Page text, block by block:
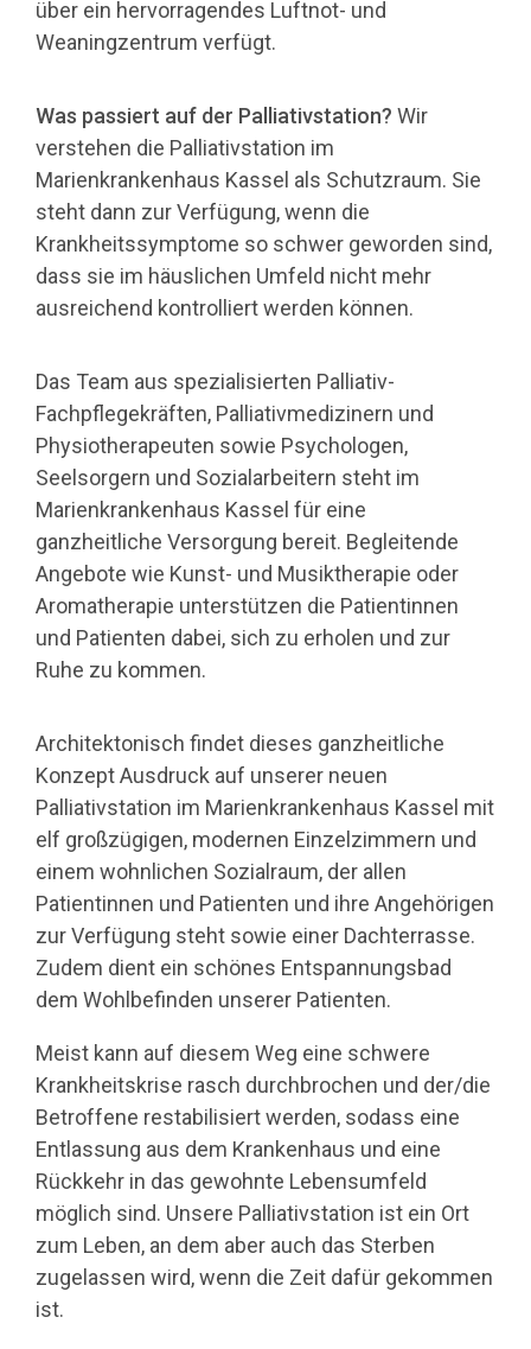
über ein hervorragendes Luftnot- und
Weaningzentrum verfügt.
Was passiert auf der Palliativstation? Wir
verstehen die Palliativstation im
Marienkrankenhaus Kassel als Schutzraum. Sie
steht dann zur Verfügung, wenn die
Krankheitssymptome so schwer geworden sind,
dass sie im häuslichen Umfeld nicht mehr
ausreichend kontrolliert werden können.
Das Team aus spezialisierten Palliativ-
Fachpflegekräften, Palliativmedizinern und
Physiotherapeuten sowie Psychologen,
Seelsorgern und Sozialarbeitern steht im
Marienkrankenhaus Kassel für eine
ganzheitliche Versorgung bereit. Begleitende
Angebote wie Kunst- und Musiktherapie oder
Aromatherapie unterstützen die Patientinnen
und Patienten dabei, sich zu erholen und zur
Ruhe zu kommen.
Architektonisch findet dieses ganzheitliche
Konzept Ausdruck auf unserer neuen
Palliativstation im Marienkrankenhaus Kassel mit
elf großzügigen, modernen Einzelzimmern und
einem wohnlichen Sozialraum, der allen
Patientinnen und Patienten und ihre Angehörigen
zur Verfügung steht sowie einer Dachterrasse.
Zudem dient ein schönes Entspannungsbad
dem Wohlbefinden unserer Patienten.
Meist kann auf diesem Weg eine schwere
Krankheitskrise rasch durchbrochen und der/die
Betroffene restabilisiert werden, sodass eine
Entlassung aus dem Krankenhaus und eine
Rückkehr in das gewohnte Lebensumfeld
möglich sind. Unsere Palliativstation ist ein Ort
zum Leben, an dem aber auch das Sterben
zugelassen wird, wenn die Zeit dafür gekommen
ist.